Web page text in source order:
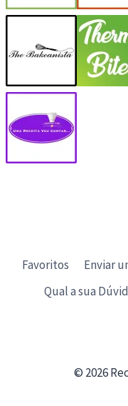
Favoritos Enviar
Qual a sua
© 2026